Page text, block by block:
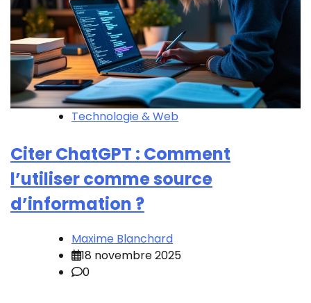
Technologie & Web
Citer ChatGPT : Comment
l’utiliser comme source
d’information ?
Maxime Blanchard
18 novembre 2025
0